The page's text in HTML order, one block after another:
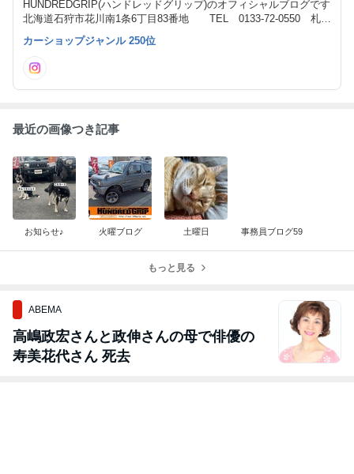
HUNDREDGRIP(ハンドレッドグリップ)のオフィシャルブログです
北海道石狩市花川南1条6丁目83番地 TEL 0133-72-0550 札幌
市北区屯田すぐ隣!!自社認証工場完備!! 第二展示場本店より3分‼️ 追
分通り(花川通り)沿いでアクセス簡単☆ LINEからのお問い合わせ
が可能です♪
カーショップジャンル 250位
最近の画像つき記事
お知らせ♪ 火曜ブログ 土曜日 事務員ブログ59
もっと見る
ABEMA
高嶋政宏さんと政伸さんの母で俳優の
寿美花代さん 死去